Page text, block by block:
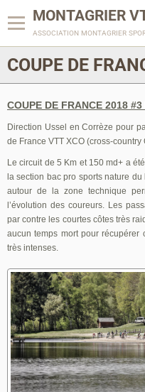
MONTAGRIER
association montagrier
COUPE DE
COUPE DE FRANCE 2018 #3
Direction Ussel en Corrèze pour
de France VTT XCO (cross-country
Le circuit de 5 Km et 150 md+ a
la section bac pro sports nature
autour de la zone technique
l’évolution des coureurs. Les
par contre les courtes côtes très
aucun temps mort pour récupérer
très intenses.